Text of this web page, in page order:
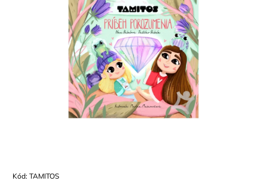
Kód: TAMITOS